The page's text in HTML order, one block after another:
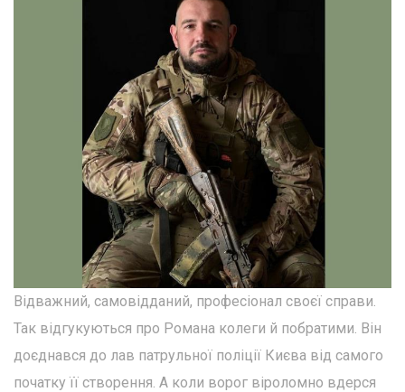
Відважний, самовідданий, професіонал своєї справи.
Так відгукуються про Романа колеги й побратими. Він
доєднався до лав патрульної поліції Києва від самого
початку її створення. А коли ворог віроломно вдерся